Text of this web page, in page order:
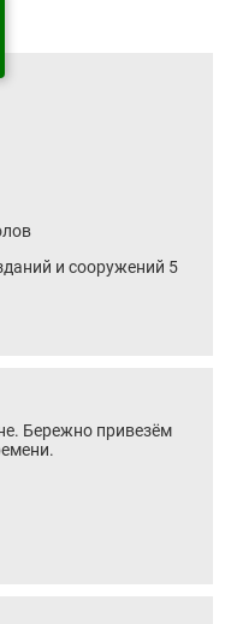
и сооружений 5
Бережно привезём